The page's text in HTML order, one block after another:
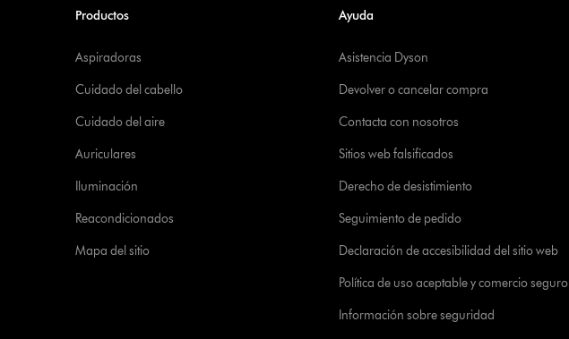
Productos
Aspiradoras
Cuidado del cabello
Cuidado del aire
Auriculares
Iluminación
Reacondicionados
Mapa del sitio
Ayuda
Asistencia Dyson
Devolver o cancelar compra
Contacta con nosotros
Sitios web falsificados
Derecho de desistimiento
Seguimiento de pedido
Declaración de accesibilidad del sitio web
Política de uso aceptable y comercio seguro
Información sobre seguridad